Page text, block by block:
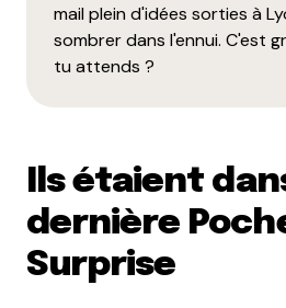
mail plein d'idées sorties à
sombrer dans l'ennui. C'est
tu attends ?
Ils étaient
dernière
Surprise